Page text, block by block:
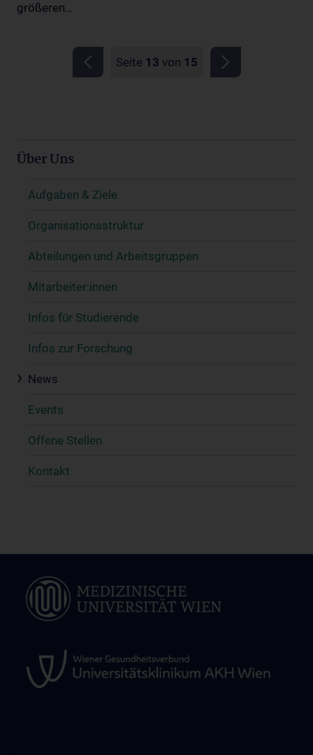
größeren…
Seite 13 von 15
Über Uns
Aufgaben & Ziele
Organisationsstruktur
Abteilungen und Arbeitsgruppen
Mitarbeiter:innen
Infos für Studierende
Infos zur Forschung
News
Events
Offene Stellen
Kontakt